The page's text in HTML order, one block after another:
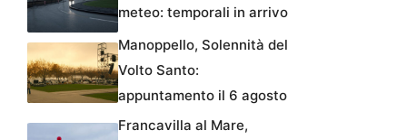
meteo: temporali in arrivo
Manoppello, Solennità del
Volto Santo:
appuntamento il 6 agosto
Francavilla al Mare,